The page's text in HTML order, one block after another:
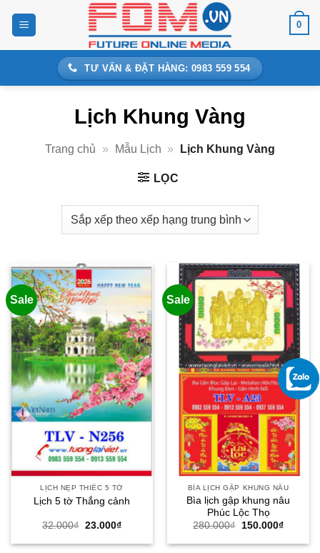
0
TƯ VẤN & ĐẶT HÀNG: 0983 559 554
Lịch Khung Vàng
Trang chủ » Mẫu Lịch » Lịch Khung Vàng
LỌC
Sale
LỊCH NẸP THIẾC 5 TỜ
Lịch 5 tờ Thắng cảnh
32.000₫ Giá
là:
23.000₫Giá
tại
Sale
BÌA LỊCH GẬP KHUNG NÂU
Bìa lịch gập khung nâu
Phúc Lộc Thọ
280.000₫
Giá
là:
150.000₫Giá
tại